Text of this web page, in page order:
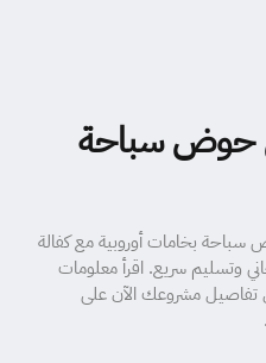
حوض سباحة
بخامات أوروبية مع كفالة
مجاني وتسليم سريع. اقرأ معلومات
تفاصيل مشروعك الآن على